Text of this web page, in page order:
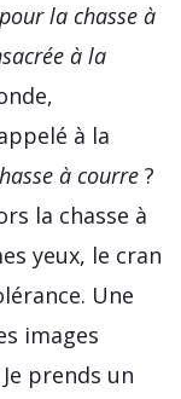
la chasse à
à la
à la
à courre ?
la chasse à
yeux, le cran
Une
images
prends un